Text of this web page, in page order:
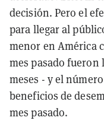
decisión. Pero el
para llegar al
menor en América
mes pasado fueron
meses - y el
beneficios de
mes pasado.